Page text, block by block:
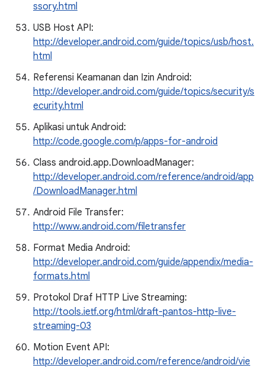
ssory.html
USB Host API:
http://developer.android.com/guide/topics/usb/host.
html
Referensi Keamanan dan Izin Android:
http://developer.android.com/guide/topics/security/s
ecurity.html
Aplikasi untuk Android:
http://code.google.com/p/apps-for-android
Class android.app.DownloadManager:
http://developer.android.com/reference/android/app
/DownloadManager.html
Android File Transfer:
http://www.android.com/filetransfer
Format Media Android:
http://developer.android.com/guide/appendix/media-
formats.html
Protokol Draf HTTP Live Streaming:
http://tools.ietf.org/html/draft-pantos-http-live-
streaming-03
Motion Event API:
http://developer.android.com/reference/android/vie